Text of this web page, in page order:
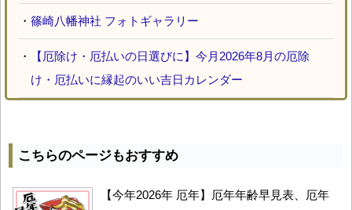
・ 篠崎八幡神社 フォトギャラリー
・
【厄除け・厄払いの日選びに】今月2026年8月の厄除
け・厄払いに縁起のいい吉日カレンダー
こちらのページもおすすめ
【今年2026年 厄年】厄年年齢早見表、厄年